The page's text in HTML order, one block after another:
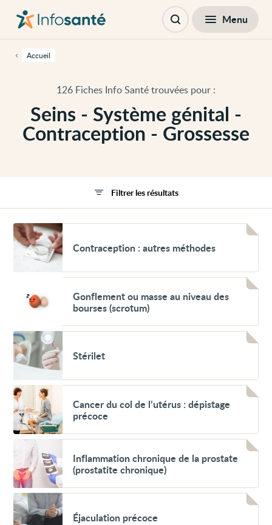
contenu
cette
principaleSeins - Système génital -
Contraception - Grossesse
126 Fiches Info Santé trouvées pour :
Accueil
principale
Ouvrir Menu
Voir
Contraception
autres
méthodes
Contraception : autres méthodes
masse
niveau
des
bourses
(scrotum)
Gonflement ou masse au niveau des
bourses (scrotum)
Voir
Stérilet
Stérilet
Voir
Cancer
du
col
de
l’utérus
dépistage
précoce
Cancer du col de l’utérus : dépistage
précoce
Voir
Inflammation
chronique
de
la
prostate
(prostatite
chronique)
Inflammation chronique de la prostate
(prostatite chronique)
Voir
Éjaculation
précoce
Éjaculation précoce
Filtrer les résultats
Filtres Fermer